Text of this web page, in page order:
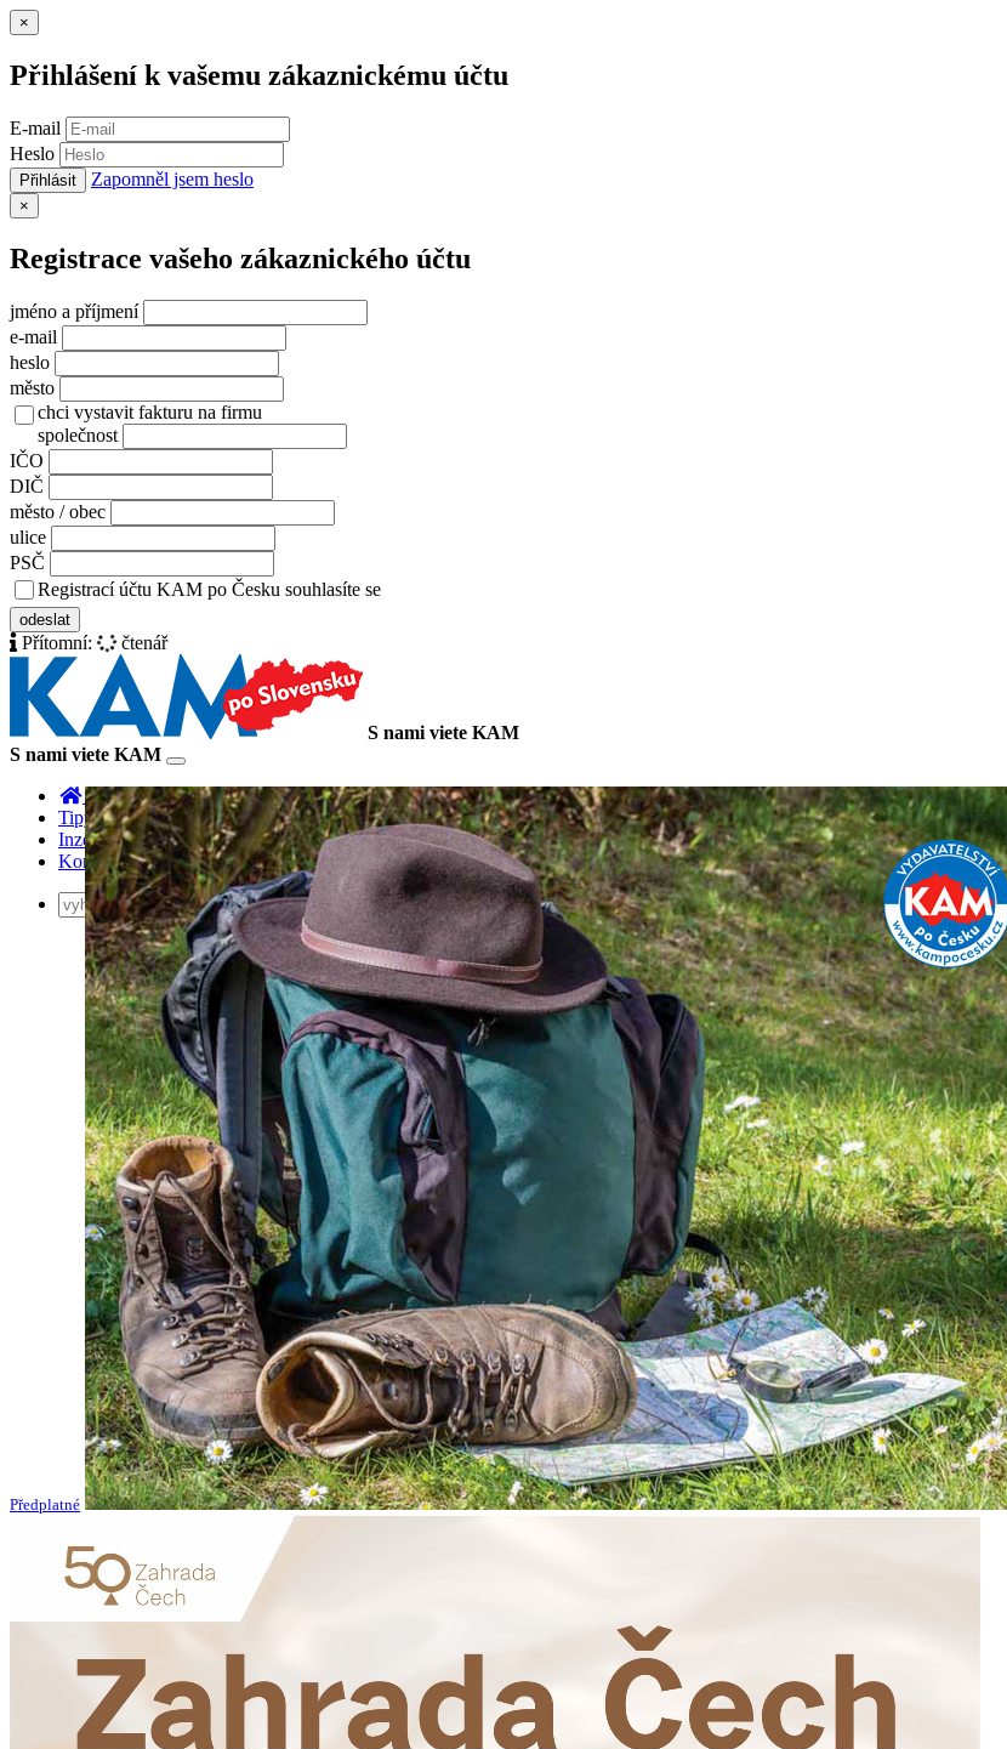
×
Přihlášení k vašemu zákaznickému účtu
E-mail
Heslo
Přihlásit Zapomněl jsem heslo
×
Registrace vašeho zákaznického účtu
jméno a příjmení
e-mail
heslo
město
chci vystavit fakturu na firmu
společnost
IČO
DIČ
město / obec
ulice
PSČ
Registrací účtu KAM po Česku souhlasíte se
odeslat
Přítomní: čtenář
S nami viete KAM
S nami viete KAM
Toggle
navigation
KAM po Slovensku
Tipy na výlety
Inzercia
Kontakt
Předplatné